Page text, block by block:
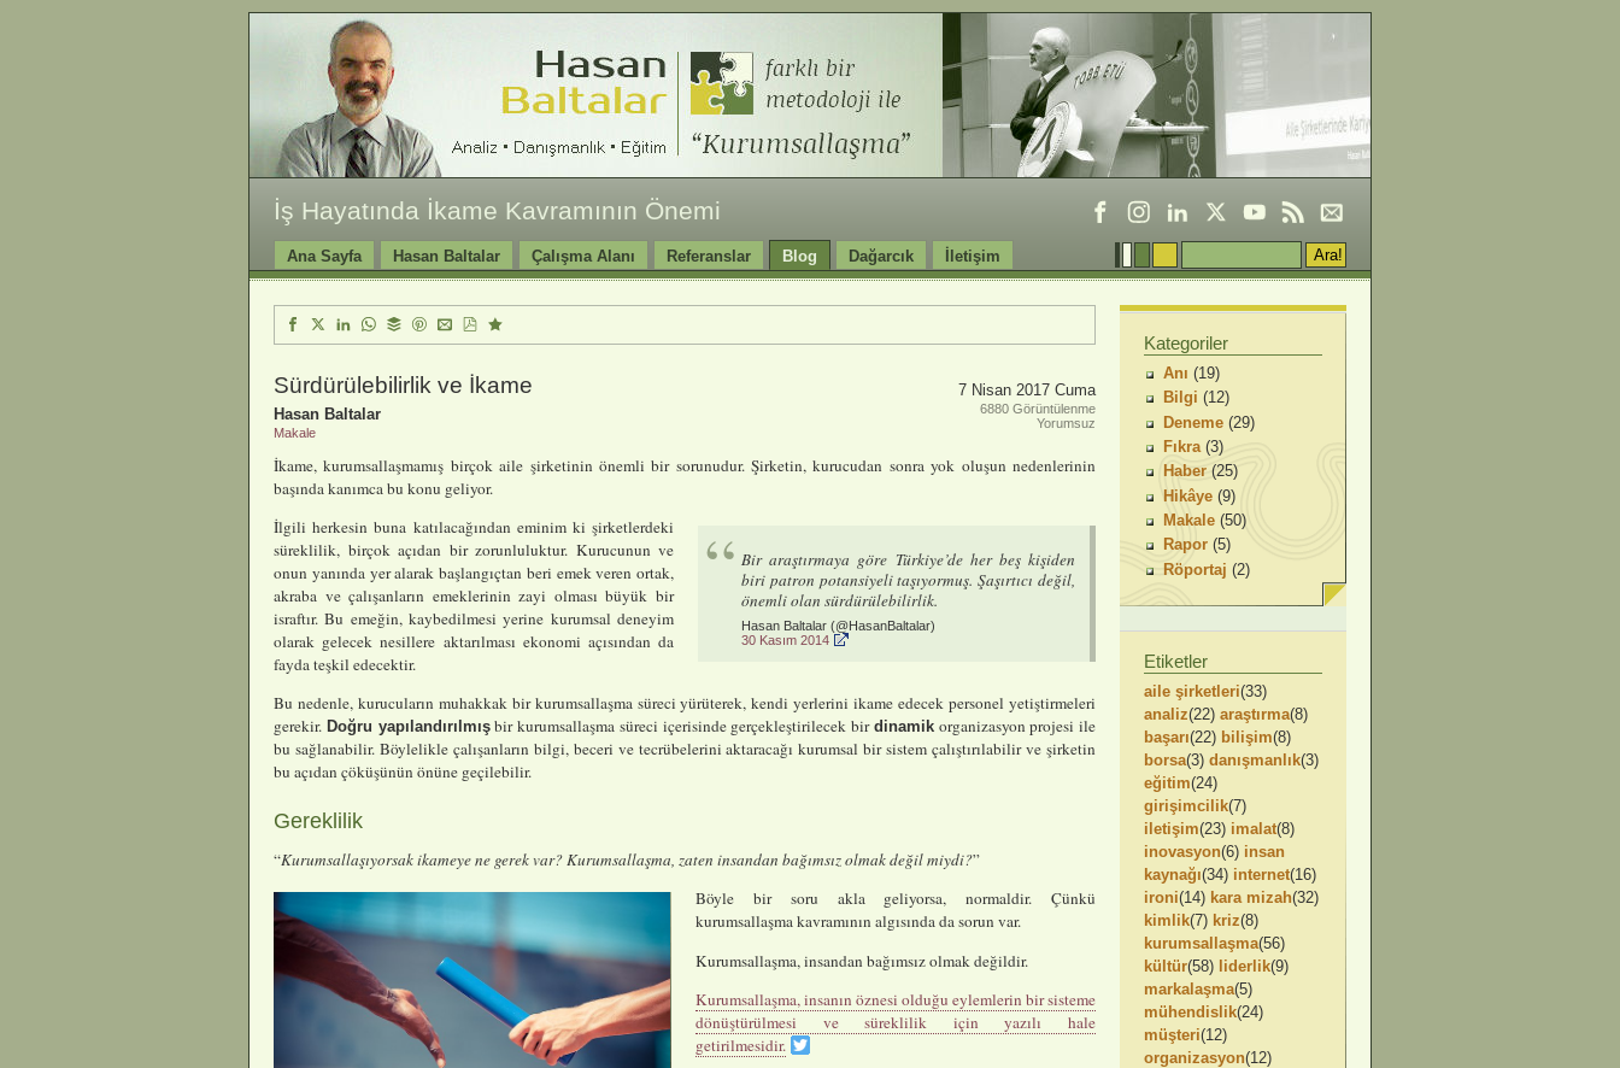
İş Hayatında İkame Kavramının Önemi
Ana Sayfa Hasan Baltalar Çalışma Alanı Referanslar Blog Dağarcık İletişim
Sürdürülebilirlik ve İkame
Hasan Baltalar
Makale
7 Nisan 2017 Cuma
6880 Görüntülenme
Yorumsuz
İkame, kurumsallaşmamış birçok aile şirketinin önemli bir sorunudur. Şirketin, kurucudan sonra yok oluşun nedenlerinin
başında kanımca bu konu geliyor.
Bir araştırmaya göre Türkiye’de her beş kişiden
biri patron potansiyeli taşıyormuş. Şaşırtıcı değil,
önemli olan sürdürülebilirlik.
Hasan Baltalar (@HasanBaltalar)
30 Kasım 2014
İlgili herkesin buna katılacağından eminim ki şirketlerdeki
süreklilik, birçok açıdan bir zorunluluktur. Kurucunun ve
onun yanında yer alarak başlangıçtan beri emek veren ortak,
akraba ve çalışanların emeklerinin zayi olması büyük bir
israftır. Bu emeğin, kaybedilmesi yerine kurumsal deneyim
olarak gelecek nesillere aktarılması ekonomi açısından da
fayda teşkil edecektir.
Bu nedenle, kurucuların muhakkak bir kurumsallaşma süreci yürüterek, kendi yerlerini ikame edecek personel yetiştirmeleri
gerekir. Doğru yapılandırılmışbir kurumsallaşma süreci içerisinde gerçekleştirilecek bir dinamikorganizasyon projesi ile
bu sağlanabilir. Böylelikle çalışanların bilgi, beceri ve tecrübelerini aktaracağı kurumsal bir sistem çalıştırılabilir ve şirketin
bu açıdan çöküşünün önüne geçilebilir.
Gereklilik
“Kurumsallaşıyorsak ikameye ne gerek var? Kurumsallaşma, zaten insandan bağımsız olmak değil miydi?”
Böyle bir soru akla geliyorsa, normaldir. Çünkü
kurumsallaşma kavramının algısında da sorun var.
Kurumsallaşma, insandan bağımsız olmak değildir.
Kurumsallaşma, insanın öznesi olduğu eylemlerin bir sisteme
dönüştürülmesi ve süreklilik için yazılı hale
getirilmesidir.
Kategoriler
Anı (19)
Bilgi (12)
Deneme (29)
Fıkra (3)
Haber (25)
Hikâye (9)
Makale (50)
Rapor (5)
Röportaj (2)
Etiketler
aile şirketleri(33)
analiz(22) araştırma(8)
başarı(22) bilişim(8)
borsa(3) danışmanlık(3)
eğitim(24)
girişimcilik(7)
iletişim(23) imalat(8)
inovasyon(6) insan
kaynağı(34) internet(16)
ironi(14) kara mizah(32)
kimlik(7) kriz(8)
kurumsallaşma(56)
kültür(58) liderlik(9)
markalaşma(5)
mühendislik(24)
müşteri(12)
organizasyon(12)